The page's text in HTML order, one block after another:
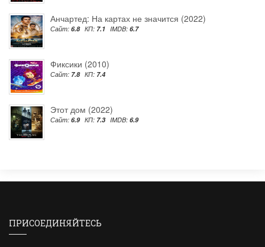
Анчартед: На картах не значится (2022)
Сайт: 6.8 КП: 7.1 IMDB: 6.7
Фиксики (2010)
Сайт: 7.8 КП: 7.4
Этот дом (2022)
Сайт: 6.9 КП: 7.3 IMDB: 6.9
ПРИСОЕДИНЯЙТЕСЬ